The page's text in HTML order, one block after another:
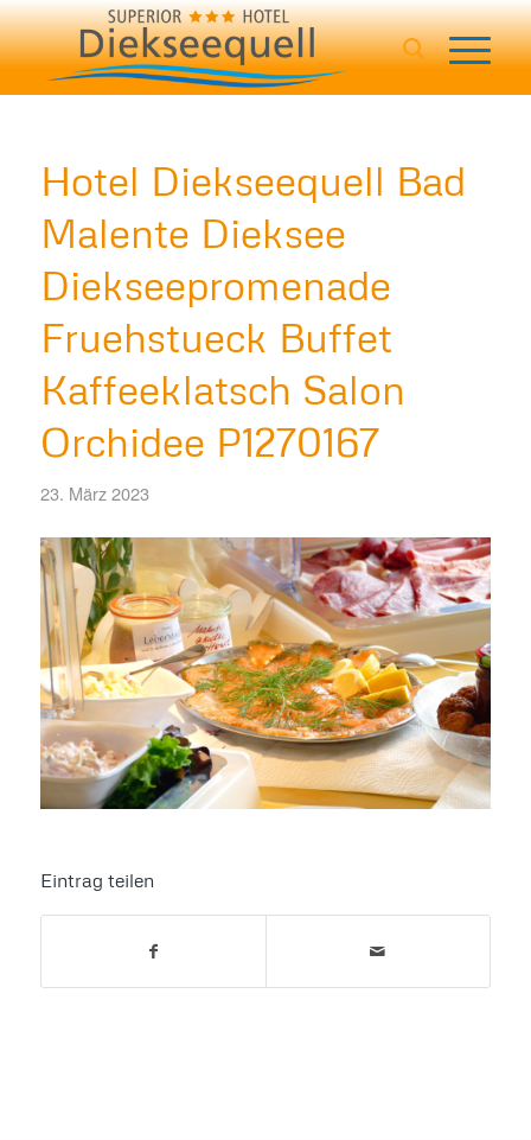
Hotel Diekseequell Bad
Malente Dieksee
Diekseepromenade
Fruehstueck Buffet
Kaffeeklatsch Salon
Orchidee P1270167
23. März 2023
Eintrag teilen